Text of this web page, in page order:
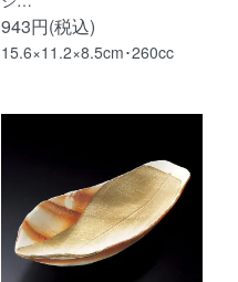
943円(税込)
15.6×11.2×8.5cm･260cc